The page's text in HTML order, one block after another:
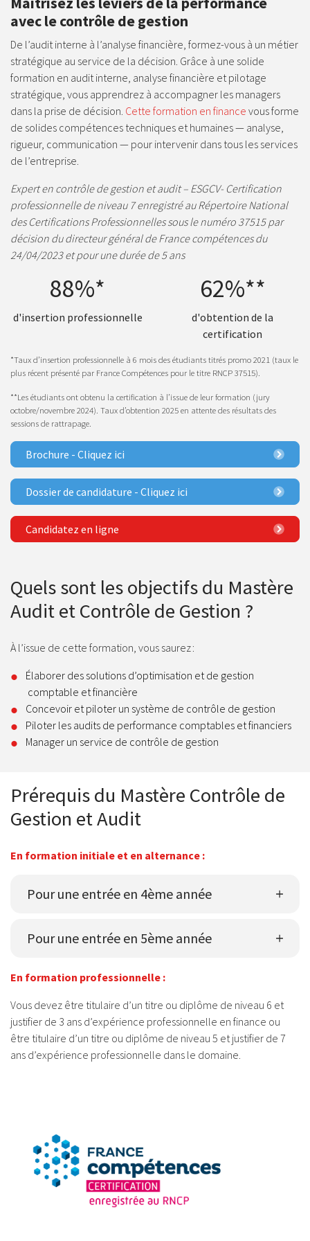
avec le contrôle de gestion
De l’audit interne à l’analyse financière, formez-vous à un métier
stratégique au service de la décision. Grâce à une solide
formation en audit interne, analyse financière et pilotage
stratégique, vous apprendrez à accompagner les managers
dans la prise de décision. Cette formation en finance vous forme
de solides compétences techniques et humaines — analyse,
rigueur, communication — pour intervenir dans tous les services
de l’entreprise.
Expert en contrôle de gestion et audit – ESGCV- Certification
professionnelle de niveau 7 enregistré au Répertoire National
des Certifications Professionnelles sous le numéro 37515 par
décision du directeur général de France compétences du
24/04/2023 et pour une durée de 5 ans
88%*
d'insertion professionnelle
62%**
d'obtention de la
certification
*Taux d’insertion professionnelle à 6 mois des étudiants titrés promo 2021 (taux le
plus récent présenté par France Compétences pour le titre RNCP 37515).
**Les étudiants ont obtenu la certification à l’issue de leur formation (jury
octobre/novembre 2024). Taux d’obtention 2025 en attente des résultats des
sessions de rattrapage.
Brochure - Cliquez ici
Dossier de candidature - Cliquez ici
Candidatez en ligne
Quels sont les objectifs du Mastère
Audit et Contrôle de Gestion ?
À l’issue de cette formation, vous saurez :
Élaborer des solutions d’optimisation et de gestion
comptable et financière
Concevoir et piloter un système de contrôle de gestion
Piloter les audits de performance comptables et financiers
Manager un service de contrôle de gestion
Prérequis du Mastère Contrôle de
Gestion et Audit
En formation initiale et en alternance :
Pour une entrée en 4ème année
Pour une entrée en 5ème année
En formation professionnelle :
Vous devez être titulaire d’un titre ou diplôme de niveau 6 et
justifier de 3 ans d’expérience professionnelle en finance ou
être titulaire d’un titre ou diplôme de niveau 5 et justifier de 7
ans d’expérience professionnelle dans le domaine.